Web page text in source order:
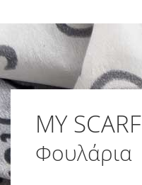
MY SCARF
Φουλάρια